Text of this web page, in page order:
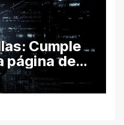
Cumple
página de
congela